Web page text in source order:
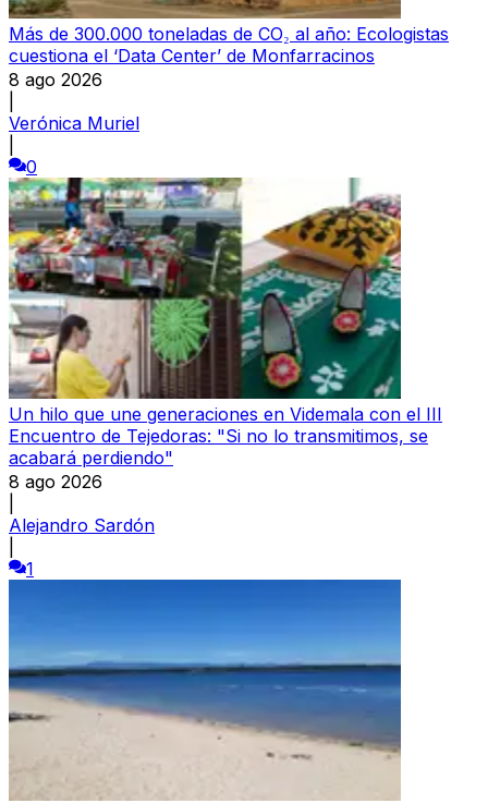
Más de 300.000 toneladas de CO₂ al año: Ecologistas
cuestiona el ‘Data Center’ de Monfarracinos
8 ago 2026
Verónica Muriel
0
Un hilo que une generaciones en Videmala con el III
Encuentro de Tejedoras: "Si no lo transmitimos, se
acabará perdiendo"
8 ago 2026
Alejandro Sardón
1